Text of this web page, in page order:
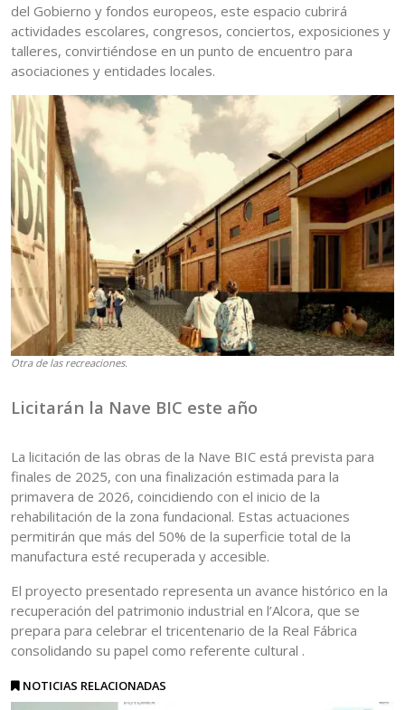
del Gobierno y fondos europeos, este espacio cubrirá
actividades escolares, congresos, conciertos, exposiciones y
talleres, convirtiéndose en un punto de encuentro para
asociaciones y entidades locales.
Otra de las recreaciones.
Licitarán la Nave BIC este año
La licitación de las obras de la Nave BIC está prevista para
finales de 2025, con una finalización estimada para la
primavera de 2026, coincidiendo con el inicio de la
rehabilitación de la zona fundacional. Estas actuaciones
permitirán que más del 50% de la superficie total de la
manufactura esté recuperada y accesible.
El proyecto presentado representa un avance histórico en la
recuperación del patrimonio industrial en l’Alcora, que se
prepara para celebrar el tricentenario de la Real Fábrica
consolidando su papel como referente cultural .
NOTICIAS RELACIONADAS